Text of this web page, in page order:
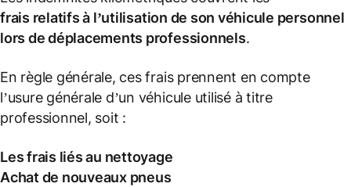
frais relatifs à l’utilisation de son véhicule personnel
lors dedéplacements professionnels.
En règle générale, ces frais prennent en compte
l’usure générale d’un véhicule utilisé à titre
professionnel, soit :
Lesfrais liésau nettoyage
Achat de nouveaux pneus